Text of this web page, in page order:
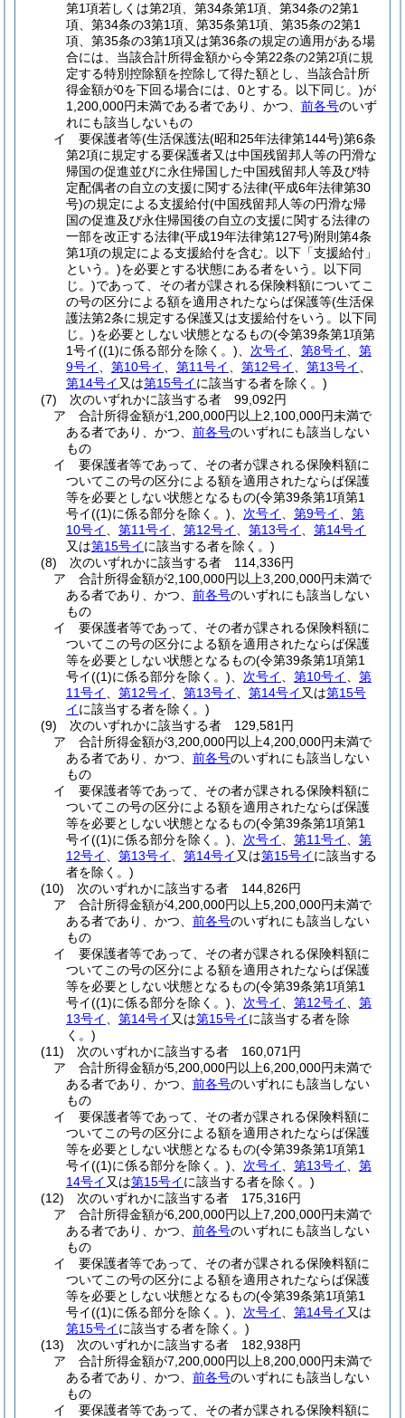
第1項若しくは第2項、第34条第1項、第34条の2第1
項、第34条の3第1項、第35条第1項、第35条の2第1
項、第35条の3第1項又は第36条の規定の適用がある場
合には、当該合計所得金額から令第22条の2第2項に規
定する特別控除額を控除して得た額とし、当該合計所
得金額が0を下回る場合には、0とする。以下同じ。)が
1,200,000円未満である者であり、かつ、 前各号のいず
れにも該当しないもの
イ
要保護者等(生活保護法(昭和25年法律第144号)第6条
第2項に規定する要保護者又は中国残留邦人等の円滑な
帰国の促進並びに永住帰国した中国残留邦人等及び特
定配偶者の自立の支援に関する法律(平成6年法律第30
号)の規定による支援給付(中国残留邦人等の円滑な帰
国の促進及び永住帰国後の自立の支援に関する法律の
一部を改正する法律(平成19年法律第127号)附則第4条
第1項の規定による支援給付を含む。以下「支援給付」
という。)を必要とする状態にある者をいう。以下同
じ。)であって、その者が課される保険料額についてこ
の号の区分による額を適用されたならば保護等(生活保
護法第2条に規定する保護又は支援給付をいう。以下同
じ。)を必要としない状態となるもの(令第39条第1項第
1号イ((1)に係る部分を除く。) 次号イ 第8号イ
第
9号イ
第10号イ 第11号イ 第12号イ 第13号イ
第14号イ 又は第15号イに該当する者を除く。)
(7)
次のいずれかに該当する者 99,092円
ア
合計所得金額が1,200,000円以上2,100,000円未満で
ある者であり、かつ、 前各号のいずれにも該当しない
もの
イ
要保護者等であって、その者が課される保険料額に
ついてこの号の区分による額を適用されたならば保護
等を必要としない状態となるもの(令第39条第1項第1
号イ((1)に係る部分を除く。) 次号イ 第9号イ
第
10号イ
第11号イ 第12号イ 第13号イ
第14号イ
又は第15号イに該当する者を除く。)
(8)
次のいずれかに該当する者 114,336円
ア
合計所得金額が2,100,000円以上3,200,000円未満で
ある者であり、かつ、 前各号のいずれにも該当しない
もの
イ
要保護者等であって、その者が課される保険料額に
ついてこの号の区分による額を適用されたならば保護
等を必要としない状態となるもの(令第39条第1項第1
号イ((1)に係る部分を除く。) 次号イ 第10号イ
第
11号イ
第12号イ 第13号イ 第14号イ 又は第15号
イに該当する者を除く。)
(9)
次のいずれかに該当する者 129,581円
ア
合計所得金額が3,200,000円以上4,200,000円未満で
ある者であり、かつ、 前各号のいずれにも該当しない
もの
イ
要保護者等であって、その者が課される保険料額に
ついてこの号の区分による額を適用されたならば保護
等を必要としない状態となるもの(令第39条第1項第1
号イ((1)に係る部分を除く。) 次号イ 第11号イ
第
12号イ
第13号イ 第14号イ 又は第15号イに該当する
者を除く。)
(10)
次のいずれかに該当する者 144,826円
ア
合計所得金額が4,200,000円以上5,200,000円未満で
ある者であり、かつ、 前各号のいずれにも該当しない
もの
イ
要保護者等であって、その者が課される保険料額に
ついてこの号の区分による額を適用されたならば保護
等を必要としない状態となるもの(令第39条第1項第1
号イ((1)に係る部分を除く。) 次号イ 第12号イ
第
13号イ
第14号イ 又は第15号イに該当する者を除
く。)
(11)
次のいずれかに該当する者 160,071円
ア
合計所得金額が5,200,000円以上6,200,000円未満で
ある者であり、かつ、 前各号のいずれにも該当しない
もの
イ
要保護者等であって、その者が課される保険料額に
ついてこの号の区分による額を適用されたならば保護
等を必要としない状態となるもの(令第39条第1項第1
号イ((1)に係る部分を除く。) 次号イ 第13号イ
第
14号イ 又は第15号イに該当する者を除く。)
(12)
次のいずれかに該当する者 175,316円
ア
合計所得金額が6,200,000円以上7,200,000円未満で
ある者であり、かつ、 前各号のいずれにも該当しない
もの
イ
要保護者等であって、その者が課される保険料額に
ついてこの号の区分による額を適用されたならば保護
等を必要としない状態となるもの(令第39条第1項第1
号イ((1)に係る部分を除く。) 次号イ 第14号イ 又は
第15号イに該当する者を除く。)
(13)
次のいずれかに該当する者 182,938円
ア
合計所得金額が7,200,000円以上8,200,000円未満で
ある者であり、かつ、 前各号のいずれにも該当しない
もの
イ
要保護者等であって、その者が課される保険料額に